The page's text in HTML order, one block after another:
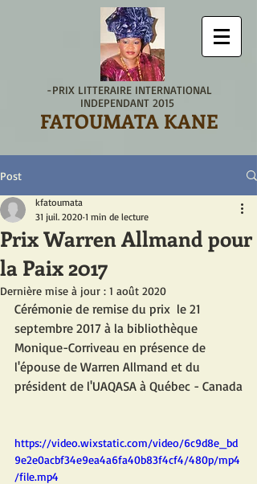
-PRIX LITTERAIRE INTERNATIONAL
INDEPENDANT 2015
FATOUMATA KANE
Post
Prix Warren Allmand pour
la Paix 2017
kfatoumata
31 juil. 2020 1 min de lecture
Dernière mise à jour : 1 août 2020
Cérémonie de remise du prix  le 21
septembre 2017 à la bibliothèque
Monique-Corriveau en présence de
l'épouse de Warren Allmand et du
président de l'UAQASA à Québec - Canada
https://video.wixstatic.com/video/6c9d8e_bd
9e2e0acbf34e9ea4a6fa40b83f4cf4/480p/mp4
/file.mp4